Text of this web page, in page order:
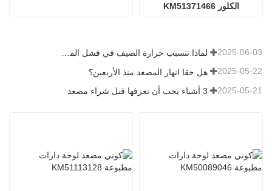
الكلور KM51371466
لماذا تتسبب حرارة الصيف في فشل المصاعد؟ 2025-06-03
هل حقا انهار المصعد منذ الأربعين؟ 2025-05-22
3 أشياء يجب أن تعرفها قبل شراء مصعد 2025-05-21